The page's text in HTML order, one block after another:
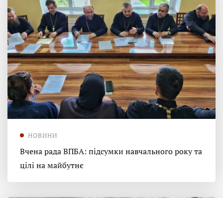
НОВИНИ
Вчена рада ВПБА: підсумки навчального року та
цілі на майбутнє